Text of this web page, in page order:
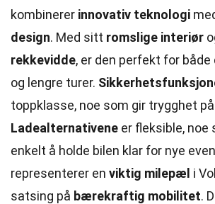
kombinerer innovativ teknologi
design. Med sitt romslige interiør
rekkevidde, er den perfekt for både
og lengre turer.
toppklasse, noe som gir trygghet
Ladealternativene er fleksible, noe
enkelt å holde bilen klar for nye
representerer en viktig milepæl i
satsing på bærekraftig mobilitet.